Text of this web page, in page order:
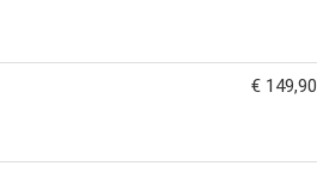
€ 149,90